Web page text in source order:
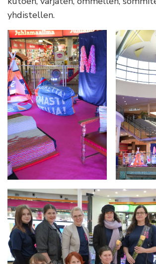
yhdistellen.